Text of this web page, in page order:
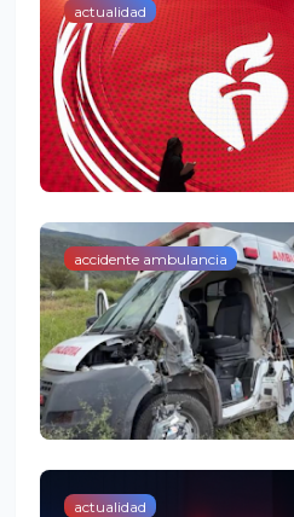
actualidad
accidente ambulancia
actualidad